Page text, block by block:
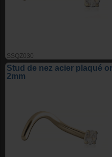
SSQZ030
Stud de nez acier plaqué
2mm